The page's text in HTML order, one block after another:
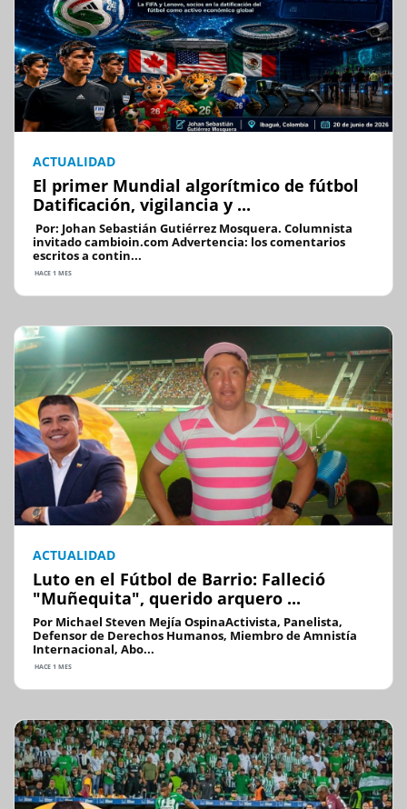
ACTUALIDAD
El primer Mundial algorítmico de fútbol
Datificación, vigilancia y ...
Por: Johan Sebastián Gutiérrez Mosquera. Columnista
invitado cambioin.com Advertencia: los comentarios
escritos a contin...
HACE 1 MES
ACTUALIDAD
Luto en el Fútbol de Barrio: Falleció
"Muñequita", querido arquero ...
Por Michael Steven Mejía OspinaActivista, Panelista,
Defensor de Derechos Humanos, Miembro de Amnistía
Internacional, Abo...
HACE 1 MES